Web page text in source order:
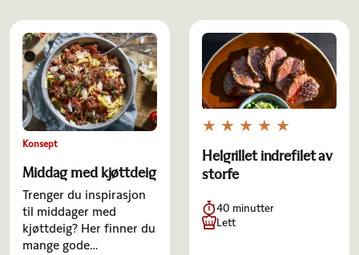
Konsept
Middag med kjøttdeig
Trenger du inspirasjon
til middager med
kjøttdeig? Her finner du
mange gode
Helgrillet indrefilet av
storfe
40 minutter
Lett